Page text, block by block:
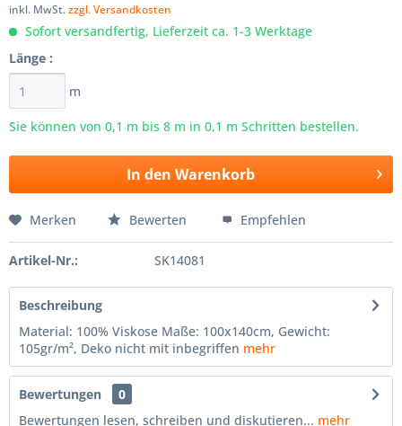
inkl. MwSt.zzgl. Versandkosten
Sofort versandfertig, Lieferzeit ca. 1-3 Werktage
Länge :
m
Sie können von 0,1 m bis 8 m in 0,1 m Schritten bestellen.
In den Warenkorb
Merken Bewerten Empfehlen
Artikel-Nr.: SK14081
Beschreibung
Material: 100% Viskose Maße: 100x140cm, Gewicht:
105gr/m², Deko nicht mit inbegriffen mehr
Bewertungen
0
Bewertungen lesen, schreiben und diskutieren... mehr